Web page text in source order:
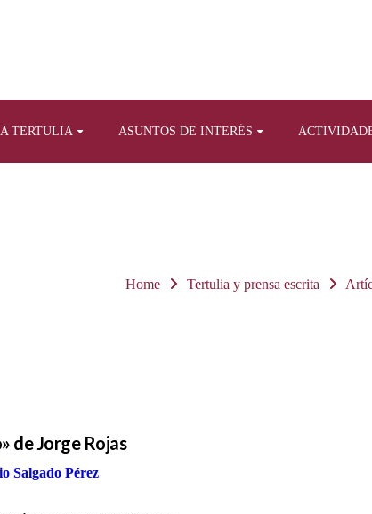
TERTULIA ASUNTOS DE INTERÉS
Home Tertulia y prensa escrita
de Jorge Rojas
Salgado Pérez